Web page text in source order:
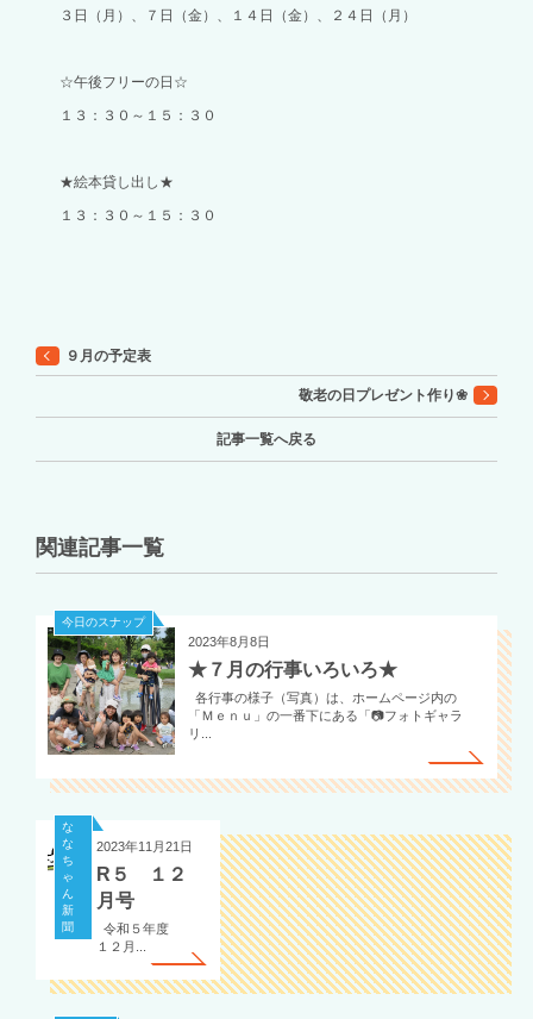
３日（月）、７日（金）、１４日（金）、２４日（月）
☆午後フリーの日☆
１３：３０～１５：３０
★絵本貸し出し★
１３：３０～１５：３０
９月の予定表
敬老の日プレゼント作り❀
記事一覧へ戻る
関連記事一覧
今日のスナップ
2023年8月8日
★７月の行事いろいろ★
各行事の様子（写真）は、ホームページ内の
「Ｍｅｎｕ」の一番下にある「📷フォトギャラ
リ...
な
な
ち
ゃ
ん
新
聞
2023年11月21日
R５ １２
月号
令和５年度
１２月...